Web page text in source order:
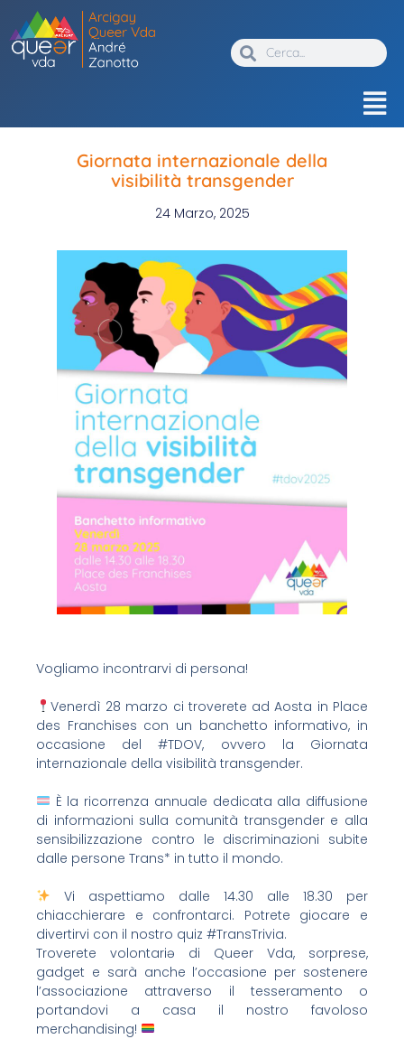
Giornata internazionale della
visibilità transgender
24 Marzo, 2025
Vogliamo incontrarvi di persona!
Venerdì 28 marzo ci troverete ad Aosta in Place
des Franchises con un banchetto informativo, in
occasione del #TDOV, ovvero la Giornata
internazionale della visibilità transgender.
È la ricorrenza annuale dedicata alla diffusione
di informazioni sulla comunità transgender e alla
sensibilizzazione contro le discriminazioni subite
dalle persone Trans* in tutto il mondo.
Vi aspettiamo dalle 14.30 alle 18.30 per
chiacchierare e confrontarci. Potrete giocare e
divertirvi con il nostro quiz #TransTrivia.
Troverete volontariə di Queer Vda, sorprese,
gadget e sarà anche l’occasione per sostenere
l’associazione attraverso il tesseramento o
portandovi a casa il nostro favoloso
merchandising!